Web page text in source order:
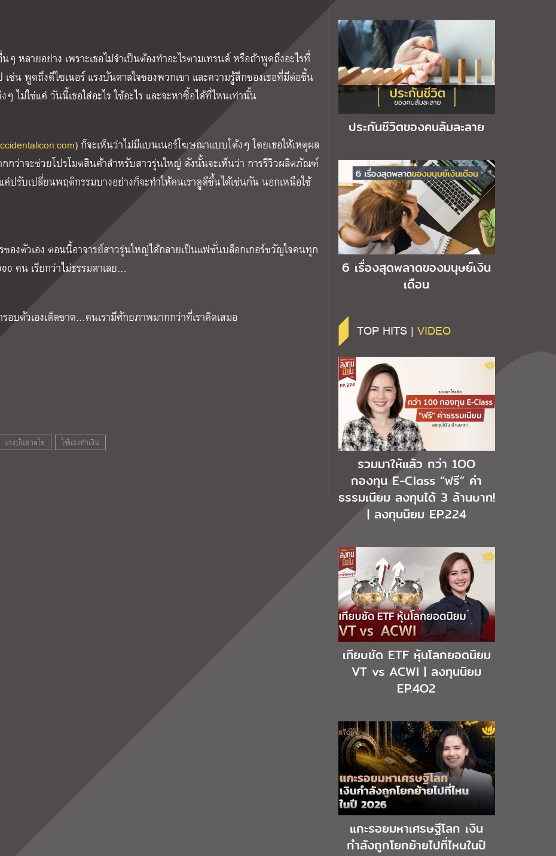
หลายอย่าง เพราะเธอไม่จำเป็นต้องทำอะไรตามเทรนด์ หรือถ้าพูดถึงอะไรที่
เช่น พูดถึงดีไซเนอร์ แรงบันดาลใจของพวกเขา และความรู้สึกของเธอที่มีต่อชิ้น
ม่ใช่แค่ วันนี้เธอใส่อะไร ใช้อะไร และจะหาซื้อได้ที่ไหนเท่านั้น
) ก็จะเห็นว่าไม่มีแบนเนอร์โฆษณาแบบโต้งๆ โดยเธอให้เหตุผล
กว่าจะช่วยโปรโมตสินค้าสำหรับสาวรุ่นใหญ่ ดังนั้นจะเห็นว่า การรีวิวผลิตภัณฑ์
ปรับเปลี่ยนพฤติกรรมบางอย่างก็จะทำให้คนเราดูดีขึ้นได้เช่นกัน นอกเหนือใช้
องตัวเอง ตอนนี้อาจารย์สาวรุ่นใหญ่ได้กลายเป็นแฟชั่นบล็อกเกอร์ขวัญใจคนทุก
คน เรียกว่าไม่ธรรมดาเลย…
อบตัวเองเด็ดขาด…คนเรามีศักยภาพมากกว่าที่เราคิดเสมอ
แรงบันดาลใจ ใช้แรงทำเงิน
ประกันชีวิตของคนล้มละลาย
6 เรื่องสุดพลาดของมนุษย์เงิน
เดือน
TOP HITS | VIDEO
รวมมาให้แล้ว กว่า 1OO
กองทุน E-Class “ฟรี” ค่า
ธรรมเนียม ลงทุนได้ 3 ล้านบาท!
| ลงทุนนิยม EP.224
เทียบชัด ETF หุ้นโลกยอดนิยม
VT vs ACWI | ลงทุนนิยม
EP.4O2
แกะรอยมหาเศรษฐีโลก เงิน
กำลังถูกโยกย้ายไปที่ไหนในปี